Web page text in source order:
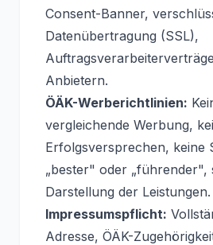
Consent-Banner,
Datenübertragung (SSL),
Anbietern.
ÖÄK-Werberichtlinien:
vergleichende Werbung,
Erfolgsversprechen, keine
„bester" oder „führender",
Darstellung der Leistungen.
Impressumspflicht:
Adresse, ÖÄK-